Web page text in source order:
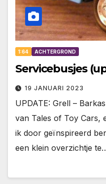
1:64 ACHTERGROND
Servicebusjes
19 JANUARI 2023
UPDATE: Grell –
van Tales of Toy Cars,
ik door geïnspireerd
een klein overzichtje